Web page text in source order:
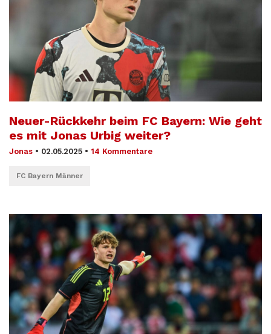
Neuer-Rückkehr beim FC Bayern: Wie geht
es mit Jonas Urbig weiter?
Jonas • 02.05.2025 • 14 Kommentare
FC Bayern Männer